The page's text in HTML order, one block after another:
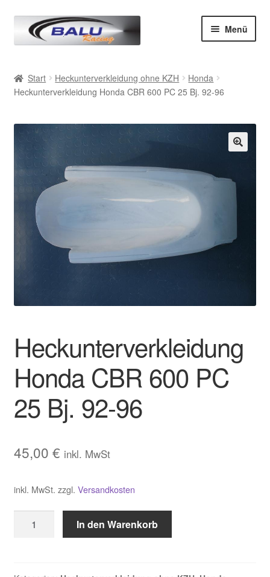
Navigation
Zum
Inhalt
Menü
AGB
Datenschutz
Impressum
Kasse
Mein Konto
Zahlungsarten und Versand
Start Heckunterverkleidung ohne KZH
Honda
Heckunterverkleidung Honda CBR 600 PC 25 Bj. 92-96
Heckunterverkleidung
Honda CBR 600 PC
25 Bj. 92-96
45,00 € inkl. MwSt
inkl. MwSt. zzgl. Versandkosten
Heckunterverkleidung
Honda
In den Warenkorb